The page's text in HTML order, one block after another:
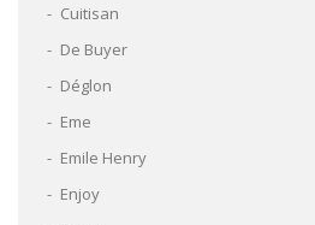
Cuitisan
De Buyer
Déglon
Eme
Emile Henry
Enjoy